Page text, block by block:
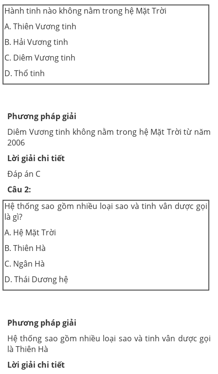
Hành tinh nào không nằm trong hệ Mặt Trời
A. Thiên Vương tinh
B. Hải Vương tinh
C. Diêm Vương tinh
D. Thổ tinh
Phương pháp giải
Diêm Vương tinh không nằm trong hệ Mặt Trời từ năm
2006
Lời giải chi tiết
Đáp án C
Câu 2:
Hệ thống sao gồm nhiều loại sao và tinh vân dược gọi
là gì?
A. Hệ Mặt Trời
B. Thiên Hà
C. Ngân Hà
D. Thái Dương hệ
Phương pháp giải
Hệ thống sao gồm nhiều loại sao và tinh vân dược gọi
là Thiên Hà
Lời giải chi tiết